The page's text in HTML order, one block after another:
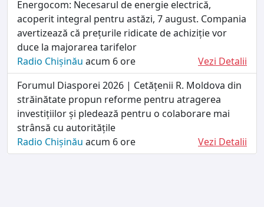
Energocom: Necesarul de energie electrică,
acoperit integral pentru astăzi, 7 august. Compania
avertizează că prețurile ridicate de achiziție vor
duce la majorarea tarifelor
Radio Chișinău acum 6 ore
Vezi Detalii
Forumul Diasporei 2026 | Cetățenii R. Moldova din
străinătate propun reforme pentru atragerea
investițiilor și pledează pentru o colaborare mai
strânsă cu autoritățile
Radio Chișinău acum 6 ore Vezi Detalii